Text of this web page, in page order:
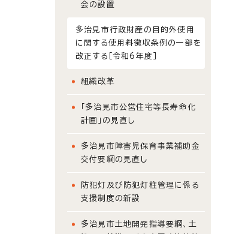
会の設置
多治見市行政財産の目的外使用
に関する使用料徴収条例の一部を
改正する［令和6年度］
組織改革
「多治見市公営住宅等長寿命化
計画」の見直し
多治見市障害児保育事業補助金
交付要綱の見直し
防犯灯及び防犯灯柱管理に係る
支援制度の新設
多治見市土地開発指導要綱、土